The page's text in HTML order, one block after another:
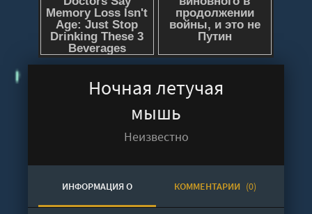
Ночная летучая
мышь
Неизвестно
ИНФОРМАЦИЯ О КОММЕНТАРИИ (0)